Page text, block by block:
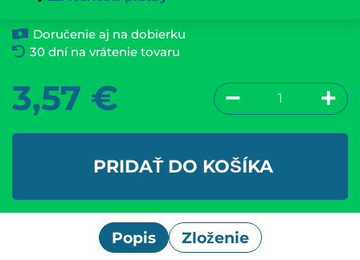
Doručenie aj na dobierku
30 dní na vrátenie tovaru
3,57 €
PRIDAŤ DO KOŠÍKA
Popis Zloženie